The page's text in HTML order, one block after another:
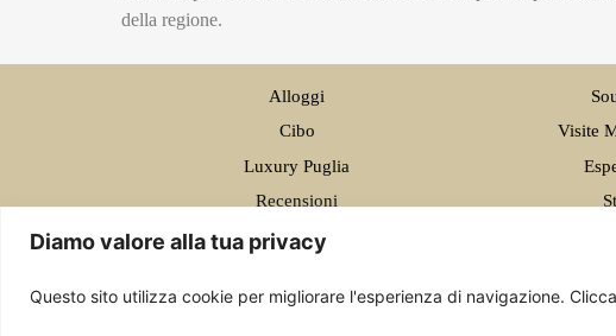
Diamo valore alla tua privacy
Questo sito utilizza cookie per migliorare l'esperienza di navigazione.
della regione.
Alloggi
Cibo
Luxury Puglia
Recensioni
Ristoranti
Visite